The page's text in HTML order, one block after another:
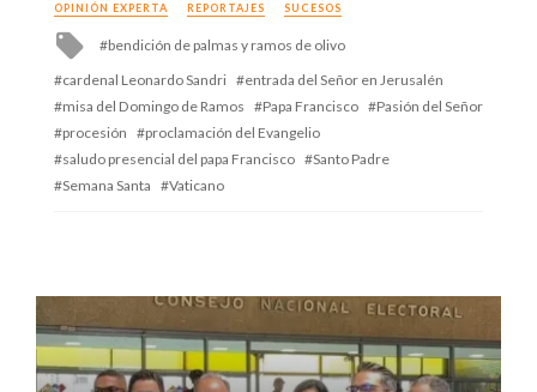
OPINIÓN EXPERTA REPORTAJES SUCESOS
Tagged
bendición de palmas y ramos de olivo
cardenal Leonardo Sandri
entrada del Señor en Jerusalén
misa del Domingo de Ramos
Papa Francisco
Pasión del Señor
procesión
proclamación del Evangelio
saludo presencial del papa Francisco
Santo Padre
Semana Santa
Vaticano